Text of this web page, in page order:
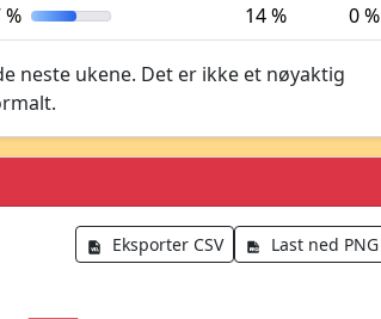
% 14 % 0 %
neste ukene. Det er ikke et nøyaktig
Eksporter CSV
Last ned PNG